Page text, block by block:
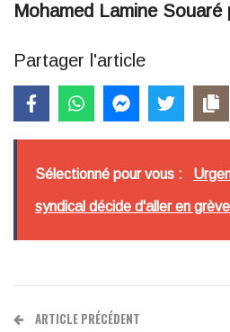
Mohamed Lamine
Partager l'article
Sélectionné pour vous :
syndical décide d'aller en grève
ARTICLE PRÉCÉDENT